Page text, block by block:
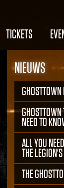
TICKETS
NIEUWS
GHOSTTOWN
GHOSTTOWN
NEED TO
ALL YOU
THE
THE